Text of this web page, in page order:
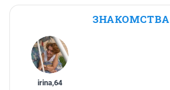
ЗНАКОМСТВА
irina,64